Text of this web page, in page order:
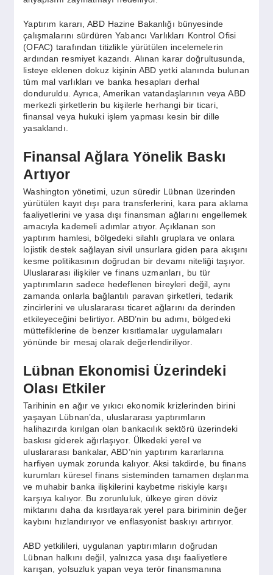
YAŞAM
Yaptırım kararı, ABD Hazine Bakanlığı bünyesinde
çalışmalarını sürdüren Yabancı Varlıkları Kontrol Ofisi
(OFAC) tarafından titizlikle yürütülen incelemelerin
ardından resmiyet kazandı. Alınan karar doğrultusunda,
listeye eklenen dokuz kişinin ABD yetki alanında bulunan
tüm mal varlıkları ve banka hesapları derhal
donduruldu. Ayrıca, Amerikan vatandaşlarının veya ABD
merkezli şirketlerin bu kişilerle herhangi bir ticari,
finansal veya hukuki işlem yapması kesin bir dille
yasaklandı.
Finansal Ağlara Yönelik Baskı
Artıyor
Washington yönetimi, uzun süredir Lübnan üzerinden
yürütülen kayıt dışı para transferlerini, kara para aklama
faaliyetlerini ve yasa dışı finansman ağlarını engellemek
amacıyla kademeli adımlar atıyor. Açıklanan son
yaptırım hamlesi, bölgedeki silahlı gruplara ve onlara
lojistik destek sağlayan sivil unsurlara giden para akışını
kesme politikasının doğrudan bir devamı niteliği taşıyor.
Uluslararası ilişkiler ve finans uzmanları, bu tür
yaptırımların sadece hedeflenen bireyleri değil, aynı
zamanda onlarla bağlantılı paravan şirketleri, tedarik
zincirlerini ve uluslararası ticaret ağlarını da derinden
etkileyeceğini belirtiyor. ABD’nin bu adımı, bölgedeki
müttefiklerine de benzer kısıtlamalar uygulamaları
yönünde bir mesaj olarak değerlendiriliyor.
Lübnan Ekonomisi Üzerindeki
Olası Etkiler
Tarihinin en ağır ve yıkıcı ekonomik krizlerinden birini
yaşayan Lübnan’da, uluslararası yaptırımların
halihazırda kırılgan olan bankacılık sektörü üzerindeki
baskısı giderek ağırlaşıyor. Ülkedeki yerel ve
uluslararası bankalar, ABD’nin yaptırım kararlarına
harfiyen uymak zorunda kalıyor. Aksi takdirde, bu finans
kurumları küresel finans sisteminden tamamen dışlanma
ve muhabir banka ilişkilerini kaybetme riskiyle karşı
karşıya kalıyor. Bu zorunluluk, ülkeye giren döviz
miktarını daha da kısıtlayarak yerel para biriminin değer
kaybını hızlandırıyor ve enflasyonist baskıyı artırıyor.
ABD yetkilileri, uygulanan yaptırımların doğrudan
Lübnan halkını değil, yalnızca yasa dışı faaliyetlere
karışan, yolsuzluk yapan veya terör finansmanına